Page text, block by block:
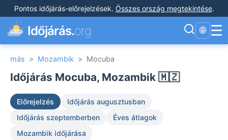
Pontos időjárás-előrejelzések. Összes ország megtekintése.
Időjárás.org 🌐 ☰
más > Mozambik > Mocuba
Időjárás Mocuba, Mozambik 🇲🇿
Előrejelzés
Időjárás augusztusban
Időjárás szeptemberben
Éves átlagok
Mozambik időjárása